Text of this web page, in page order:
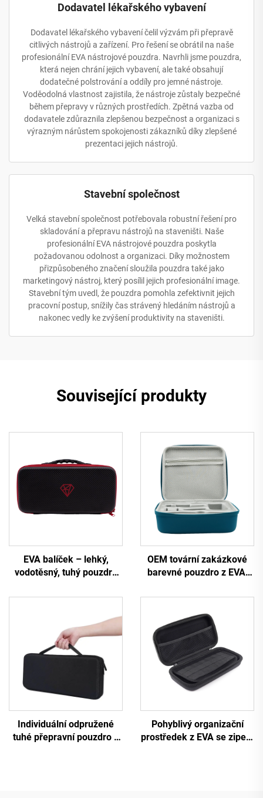
Dodavatel lékařského vybavení
Dodavatel lékařského vybavení čelil výzvám při přepravě
citlivých nástrojů a zařízení. Pro řešení se obrátil na naše
profesionální EVA nástrojové pouzdra. Navrhli jsme pouzdra,
která nejen chrání jejich vybavení, ale také obsahují
dodatečné polstrování a oddíly pro jemné nástroje.
Voděodolná vlastnost zajistila, že nástroje zůstaly bezpečné
během přepravy v různých prostředích. Zpětná vazba od
dodavatele zdůraznila zlepšenou bezpečnost a organizaci s
výrazným nárůstem spokojenosti zákazníků díky zlepšené
prezentaci jejich nástrojů.
Stavební společnost
Velká stavební společnost potřebovala robustní řešení pro
skladování a přepravu nástrojů na staveništi. Naše
profesionální EVA nástrojové pouzdra poskytla
požadovanou odolnost a organizaci. Díky možnostem
přizpůsobeného značení sloužila pouzdra také jako
marketingový nástroj, který posílil jejich profesionální image.
Stavební tým uvedl, že pouzdra pomohla zefektivnit jejich
pracovní postup, snížily čas strávený hledáním nástrojů a
nakonec vedly ke zvýšení produktivity na staveništi.
Související produkty
EVA balíček – lehký,
vodotěsný, tuhý pouzdro
klávesnici s možností
odolné proti otřesům,
trvanlivé, černé, vhodné
pro kempování a cestování
OEM tovární zakázkové
barevné pouzdro z EVA,
EVA pro chirurgické
nástroje
Individuální odpružené
tuhé přepravní pouzdro z
Pohyblivý organizační
prostředek z EVA se zipem